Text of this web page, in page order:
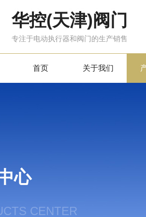
华控(天津)阀门
专注于电动执行器和阀门的生产销售
首页 关于我们
心
CENTER